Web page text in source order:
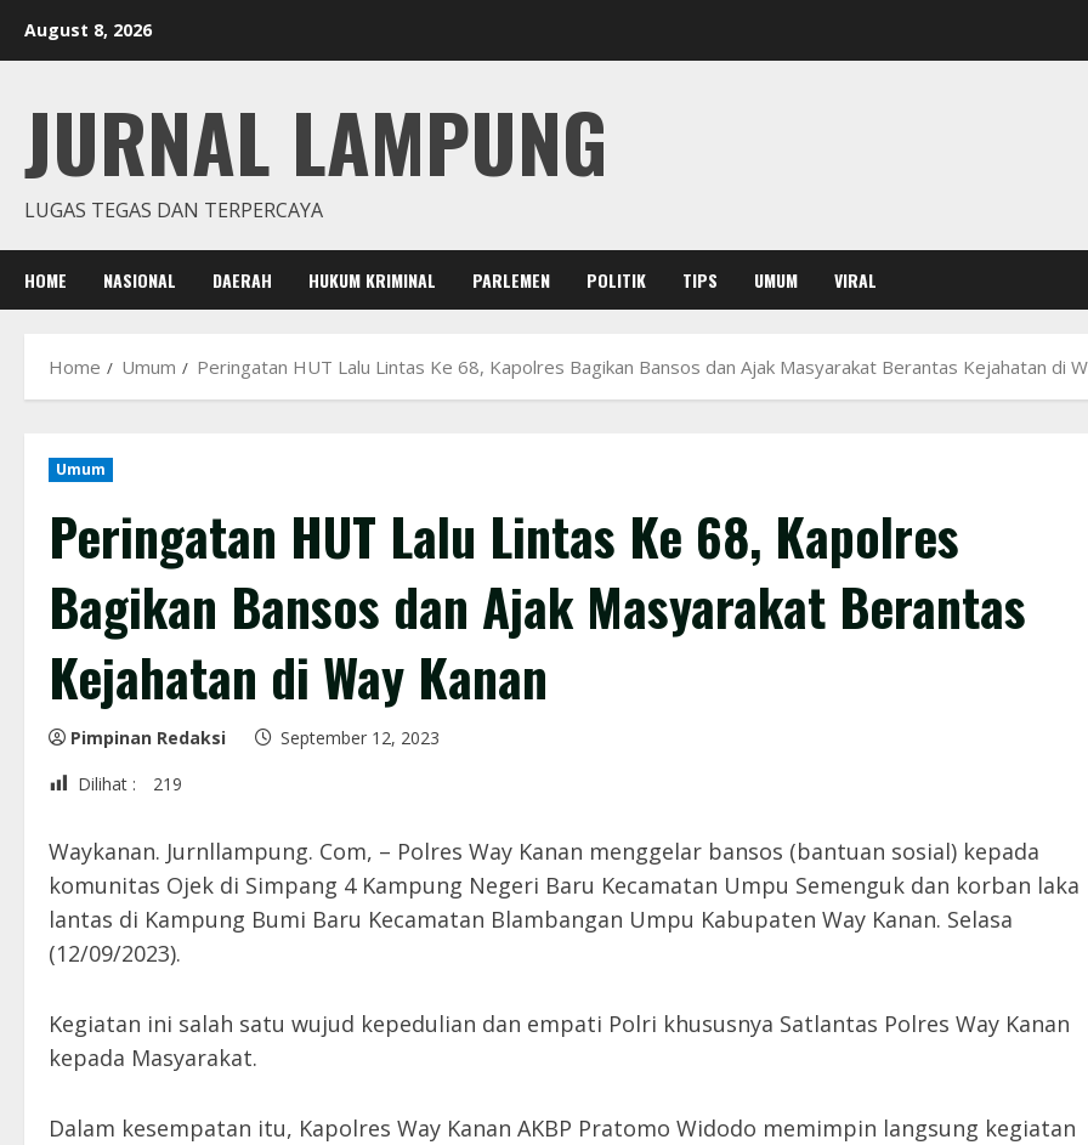
August 8, 2026
JURNAL LAMPUNG
LUGAS TEGAS DAN TERPERCAYA
HOME NASIONAL DAERAH HUKUM KRIMINAL PARLEMEN POLITIK TIPS UMUM VIRAL
Home Umum Peringatan HUT Lalu Lintas Ke 68, Kapolres Bagikan Bansos dan Ajak Masyarakat Berantas Kejahatan di
Umum
Peringatan HUT Lalu Lintas Ke 68, Kapolres
Bagikan Bansos dan Ajak Masyarakat Berantas
Kejahatan di Way Kanan
Pimpinan Redaksi
September 12, 2023
Dilihat :
219
Waykanan. Jurnllampung. Com, – Polres Way Kanan menggelar bansos (bantuan sosial) kepada
komunitas Ojek di Simpang 4 Kampung Negeri Baru Kecamatan Umpu Semenguk dan korban laka
lantas di Kampung Bumi Baru Kecamatan Blambangan Umpu Kabupaten Way Kanan. Selasa
(12/09/2023).
Kegiatan ini salah satu wujud kepedulian dan empati Polri khususnya Satlantas Polres Way Kanan
kepada Masyarakat.
Dalam kesempatan itu, Kapolres Way Kanan AKBP Pratomo Widodo memimpin langsung kegiatan